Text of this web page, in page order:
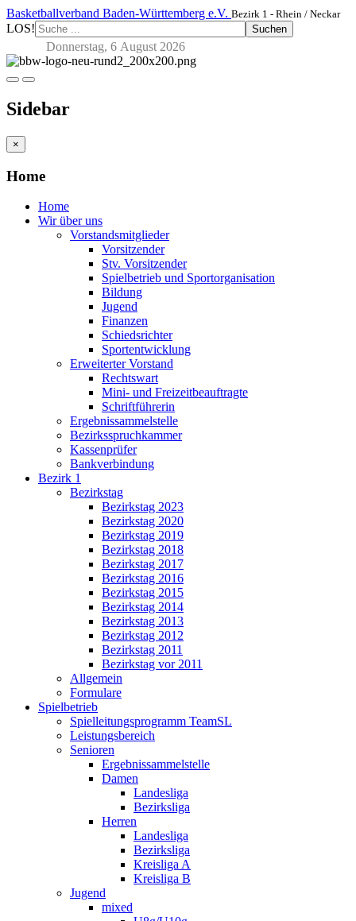
Basketballverband Baden-Württemberg e.V. Bezirk 1 - Rhein / Neckar
LOS! Suchen
Donnerstag, 6 August 2026
Sidebar
×
Home
Home
Wir über uns
Vorstandsmitglieder
Vorsitzender
Stv. Vorsitzender
Spielbetrieb und Sportorganisation
Bildung
Jugend
Finanzen
Schiedsrichter
Sportentwicklung
Erweiterter Vorstand
Rechtswart
Mini- und Freizeitbeauftragte
Schriftführerin
Ergebnissammelstelle
Bezirksspruchkammer
Kassenprüfer
Bankverbindung
Bezirk 1
Bezirkstag
Bezirkstag 2023
Bezirkstag 2020
Bezirkstag 2019
Bezirkstag 2018
Bezirkstag 2017
Bezirkstag 2016
Bezirkstag 2015
Bezirkstag 2014
Bezirkstag 2013
Bezirkstag 2012
Bezirkstag 2011
Bezirkstag vor 2011
Allgemein
Formulare
Spielbetrieb
Spielleitungsprogramm TeamSL
Leistungsbereich
Senioren
Ergebnissammelstelle
Damen
Landesliga
Bezirksliga
Herren
Landesliga
Bezirksliga
Kreisliga A
Kreisliga B
Jugend
mixed